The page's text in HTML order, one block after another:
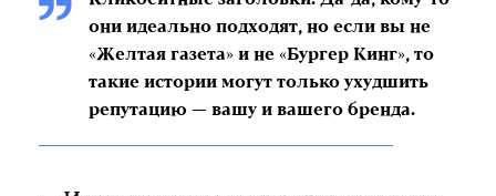
они идеально подходят, но если вы не
«Желтая газета» и не «Бургер Кинг», то
такие истории могут только ухудшить
репутацию — вашу и вашего бренда.